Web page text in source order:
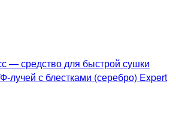
— средство для быстрой сушки
лучей с блестками (серебро) Expert